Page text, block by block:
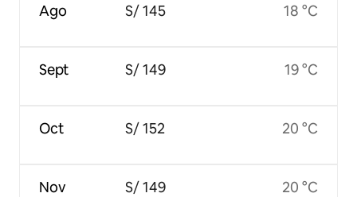
Ago
Sept
Oct
Nov
S/ 145
S/ 149
S/ 152
S/ 149
18 °C
19 °C
20 °C
20 °C